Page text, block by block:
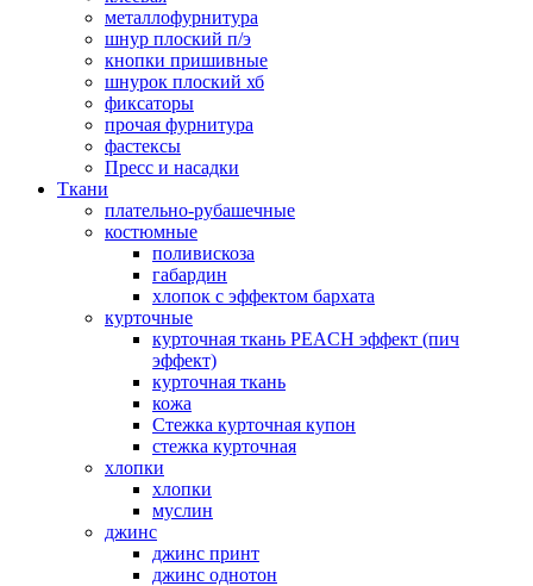
металлофурнитура
шнур плоский п/э
кнопки пришивные
шнурок плоский хб
фиксаторы
прочая фурнитура
фастексы
Пресс и насадки
Ткани
плательно-рубашечные
костюмные
поливискоза
габардин
хлопок с эффектом бархата
курточные
курточная ткань PEACH эффект (пич
эффект)
курточная ткань
кожа
Стежка курточная купон
стежка курточная
хлопки
хлопки
муслин
джинс
джинс принт
джинс однотон